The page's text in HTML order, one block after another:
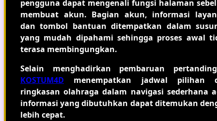
pengguna dapat mengenali fungsi halaman
membuat akun. Bagian akun, informasi
dan tombol bantuan ditempatkan dalam
yang mudah dipahami sehingga proses awal
terasa membingungkan.
Selain menghadirkan pembaruan
KOSTUM4D menempatkan jadwal pilihan
ringkasan olahraga dalam navigasi sederhana
informasi yang dibutuhkan dapat ditemukan
lebih cepat.